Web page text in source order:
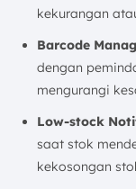
kekurangan
Barcode
dengan
mengurangi
Low-stock
saat stok
kekosongan